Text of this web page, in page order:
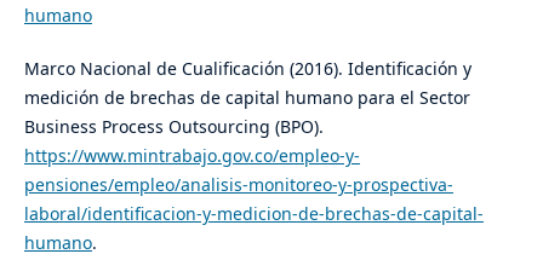
humano
Marco Nacional de Cualificación (2016). Identificación y
medición de brechas de capital humano para el Sector
Business Process Outsourcing (BPO).
https://www.mintrabajo.gov.co/empleo-y-
pensiones/empleo/analisis-monitoreo-y-prospectiva-
laboral/identificacion-y-medicion-de-brechas-de-capital-
humano.